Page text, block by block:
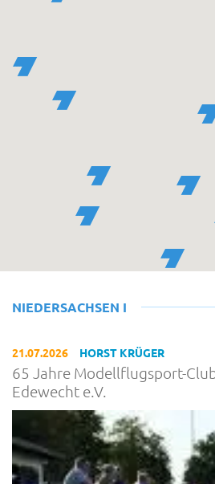
NIEDERSACHSEN I
21.07.2026 HORST KRÜGER
65 Jahre Modellflugsport-
Edewecht e.V.